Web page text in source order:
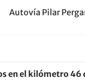
Autovía Pilar
en el kilómetro 46